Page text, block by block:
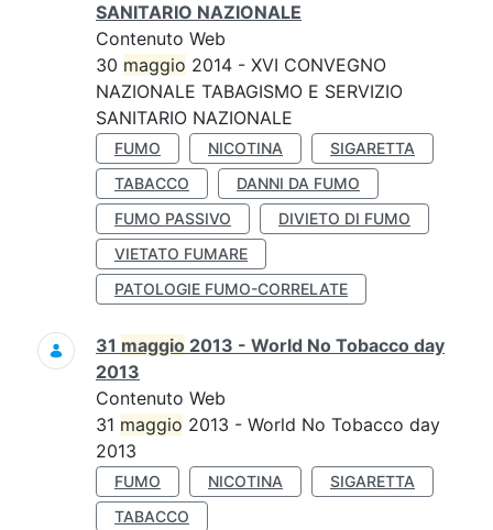
SANITARIO NAZIONALE
Contenuto Web
30 maggio 2014 - XVI CONVEGNO
NAZIONALE TABAGISMO E SERVIZIO
SANITARIO NAZIONALE
FUMO NICOTINA
SIGARETTA
TABACCO
DANNI DA FUMO
FUMO PASSIVO
DIVIETO DI FUMO
VIETATO FUMARE
PATOLOGIE FUMO-CORRELATE
31 maggio 2013 - World No Tobacco day
2013
Contenuto Web
31 maggio 2013 - World No Tobacco day
2013
FUMO NICOTINA
SIGARETTA
TABACCO